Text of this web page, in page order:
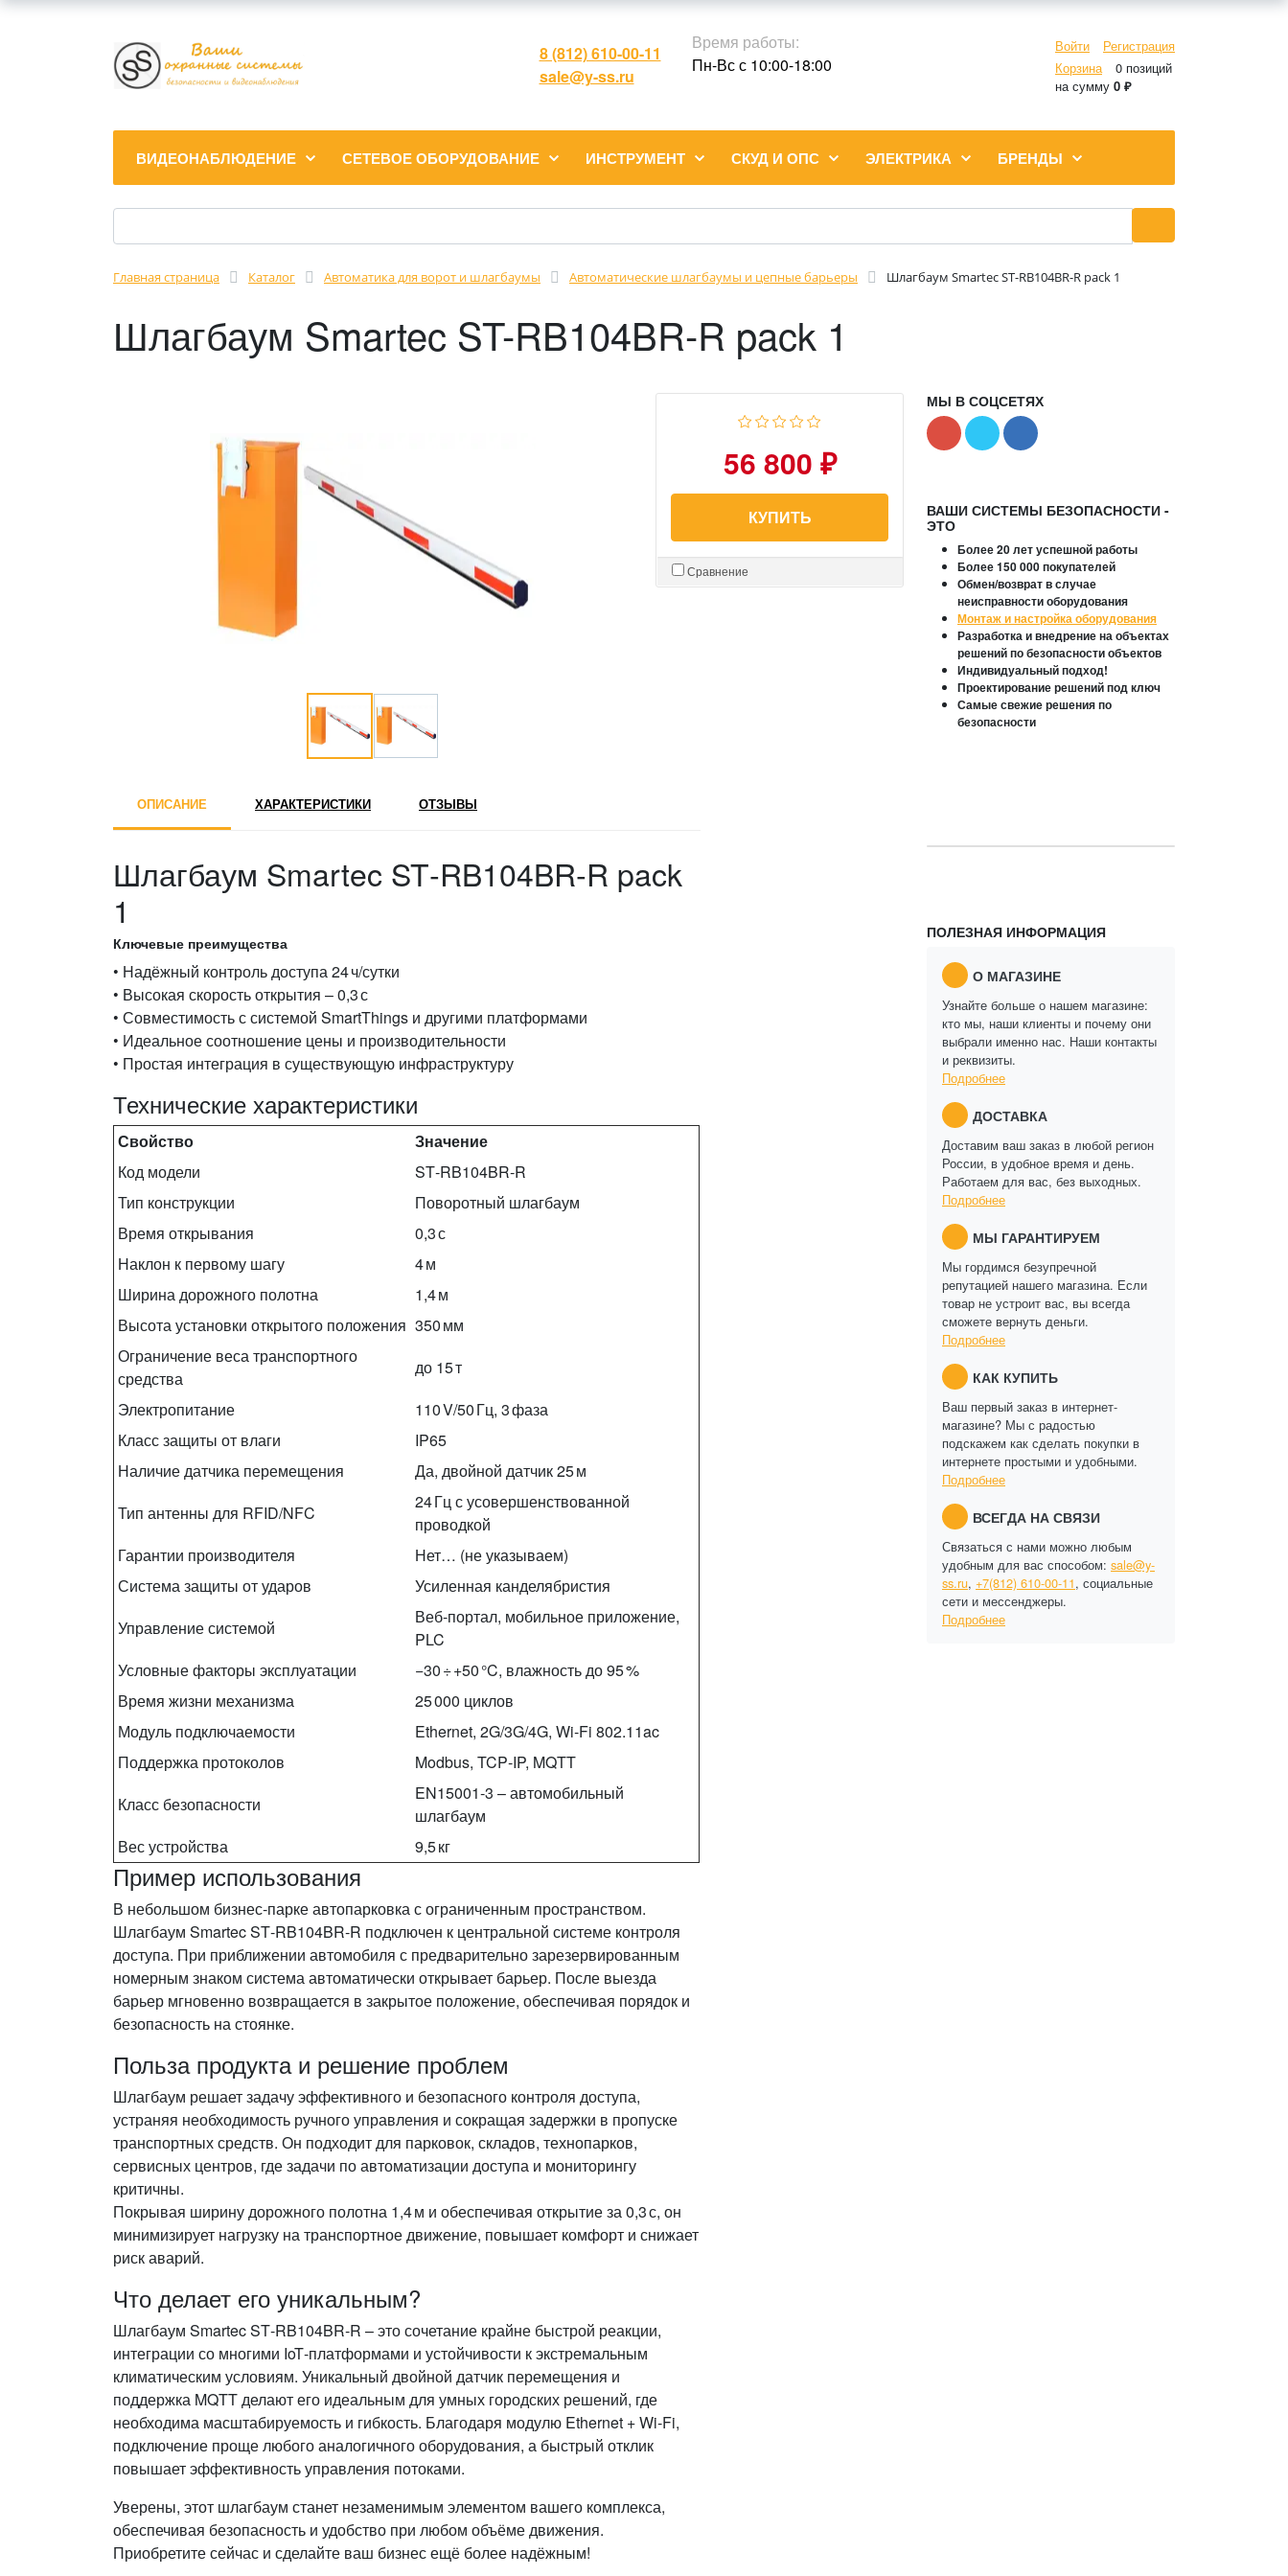
Войти
Регистрация
Корзина
0 позиций
на сумму 0 ₽
8 (812) 610-00-11
sale@y-ss.ru
Время работы:
Пн-Вс с 10:00-18:00
ВИДЕОНАБЛЮДЕНИЕ СЕТЕВОЕ ОБОРУДОВАНИЕ ИНСТРУМЕНТ СКУД И ОПС ЭЛЕКТРИКА БРЕНДЫ
Главная страница Каталог Автоматика для ворот и шлагбаумы Автоматические шлагбаумы и цепные барьеры Шлагбаум Smartec ST-RB104BR-R pack 1
Шлагбаум Smartec ST-RB104BR-R pack 1
56 800 ₽
КУПИТЬ
Сравнение
ОПИСАНИЕ ХАРАКТЕРИСТИКИ ОТЗЫВЫ
Шлагбаум Smartec ST‑RB104BR‑R pack
1
Ключевые преимущества
• Надёжный контроль доступа 24 ч/сутки
• Высокая скорость открытия – 0,3 с
• Совместимость с системой SmartThings и другими платформами
• Идеальное соотношение цены и производительности
• Простая интеграция в существующую инфраструктуру
Технические характеристики
Свойство
Значение
Код модели
ST‑RB104BR‑R
Тип конструкции
Поворотный шлагбаум
Время открывания
0,3 с
Наклон к первому шагу
4 м
Ширина дорожного полотна
1,4 м
Высота установки открытого положения 350 мм
Ограничение веса транспортного
средства
до 15 т
Электропитание
110 V/50 Гц, 3 фаза
Класс защиты от влаги
IP65
Наличие датчика перемещения
Да, двойной датчик 25 м
Тип антенны для RFID/NFC
24 Гц с усовершенствованной
проводкой
Гарантии производителя
Нет… (не указываем)
Система защиты от ударов
Усиленная канделябристия
Управление системой
Веб‑портал, мобильное приложение,
PLC
Условные факторы эксплуатации
−30 ÷ +50 °C, влажность до 95 %
Время жизни механизма
25 000 циклов
Модуль подключаемости
Ethernet, 2G/3G/4G, Wi‑Fi 802.11ac
Поддержка протоколов
Modbus, TCP‑IP, MQTT
Класс безопасности
EN15001‑3 – автомобильный
шлагбаум
Вес устройства
9,5 кг
Пример использования
В небольшом бизнес‑парке автопарковка с ограниченным пространством.
Шлагбаум Smartec ST‑RB104BR‑R подключен к центральной системе контроля
доступа. При приближении автомобиля с предварительно зарезервированным
номерным знаком система автоматически открывает барьер. После выезда
барьер мгновенно возвращается в закрытое положение, обеспечивая порядок и
безопасность на стоянке.
Польза продукта и решение проблем
Шлагбаум решает задачу эффективного и безопасного контроля доступа,
устраняя необходимость ручного управления и сокращая задержки в пропуске
транспортных средств. Он подходит для парковок, складов, технопарков,
сервисных центров, где задачи по автоматизации доступа и мониторингу
критичны.
Покрывая ширину дорожного полотна 1,4 м и обеспечивая открытие за 0,3 с, он
минимизирует нагрузку на транспортное движение, повышает комфорт и снижает
риск аварий.
Что делает его уникальным?
Шлагбаум Smartec ST‑RB104BR‑R – это сочетание крайне быстрой реакции,
интеграции со многими IoT‑платформами и устойчивости к экстремальным
климатическим условиям. Уникальный двойной датчик перемещения и
поддержка MQTT делают его идеальным для умных городских решений, где
необходима масштабируемость и гибкость. Благодаря модулю Ethernet + Wi‑Fi,
подключение проще любого аналогичного оборудования, а быстрый отклик
повышает эффективность управления потоками.
Уверены, этот шлагбаум станет незаменимым элементом вашего комплекса,
обеспечивая безопасность и удобство при любом объёме движения.
Приобретите сейчас и сделайте ваш бизнес ещё более надёжным!
МЫ В СОЦСЕТЯХ
ВАШИ СИСТЕМЫ БЕЗОПАСНОСТИ -
ЭТО
Более 20 лет успешной работы
Более 150 000 покупателей
Обмен/возврат в случае
неисправности оборудования
Монтаж и настройка оборудования
Разработка и внедрение на объектах
решений по безопасности объектов
Индивидуальный подход!
Проектирование решений под ключ
Самые свежие решения по
безопасности
ПОЛЕЗНАЯ ИНФОРМАЦИЯ
О МАГАЗИНЕ
Узнайте больше о нашем магазине:
кто мы, наши клиенты и почему они
выбрали именно нас. Наши контакты
и реквизиты.
Подробнее
ДОСТАВКА
Доставим ваш заказ в любой регион
России, в удобное время и день.
Работаем для вас, без выходных.
Подробнее
МЫ ГАРАНТИРУЕМ
Мы гордимся безупречной
репутацией нашего магазина. Если
товар не устроит вас, вы всегда
сможете вернуть деньги.
Подробнее
КАК КУПИТЬ
Ваш первый заказ в интернет-
магазине? Мы с радостью
подскажем как сделать покупки в
интернете простыми и удобными.
Подробнее
ВСЕГДА НА СВЯЗИ
Связаться с нами можно любым
удобным для вас способом: sale@y-
ss.ru, +7(812) 610-00-11, социальные
сети и мессенджеры.
Подробнее